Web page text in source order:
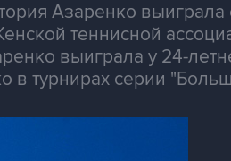
Азаренко
теннисной
выиграла у 24-
в турнирах серии